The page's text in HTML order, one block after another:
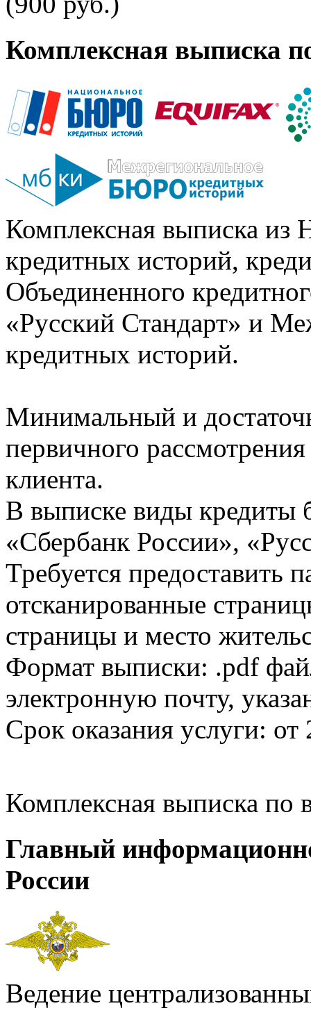
Комплексная выписка
Комплексная выписка из
кредитных историй,
Объединенного
«Русский Стандарт» и
кредитных историй.
Минимальный и
первичного
клиента.
В выписке виды кредиты
«Сбербанк России»,
Требуется предоставить
отсканированные
страницы и место
Формат выписки: .pdf
электронную почту,
Срок оказания услуги: от
Комплексная выписка
Главный
России
Ведение